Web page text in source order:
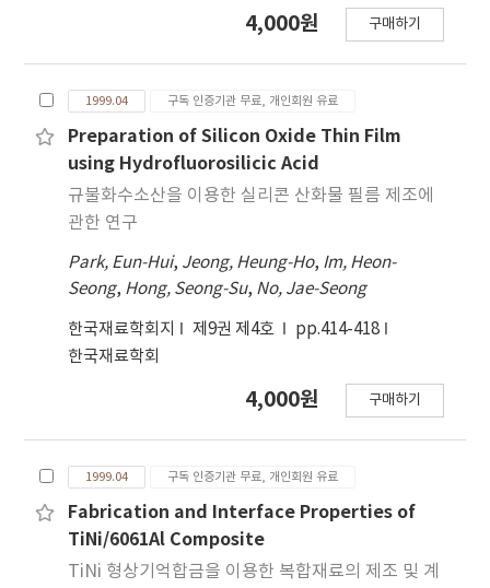
4,000원 구매하기
1999.04 구독 인증기관 무료, 개인회원 유료
Preparation of Silicon Oxide Thin Film
using Hydrofluorosilicic Acid
규불화수소산을 이용한 실리콘 산화물 필름 제조에
관한 연구
Park, Eun-Hui, Jeong, Heung-Ho, Im, Heon-
Seong, Hong, Seong-Su, No, Jae-Seong
한국재료학회지 제9권 제4호
pp.414-418
한국재료학회
4,000원 구매하기
1999.04 구독 인증기관 무료, 개인회원 유료
Fabrication and Interface Properties of
TiNi/6061Al Composite
TiNi 형상기억합금을 이용한 복합재료의 제조 및 계